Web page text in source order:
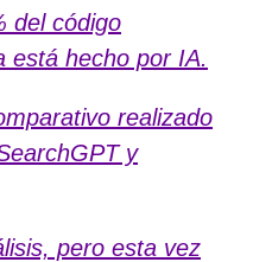
del código
está hecho por IA.
realizado
y
pero esta vez